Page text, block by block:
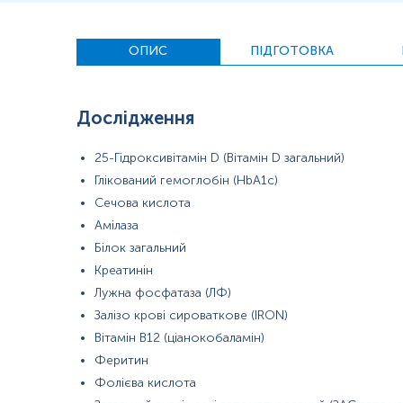
цільна кров
цільна кров ЗАК
Одиниці вимірювання, референтні значення та діапазон
ОПИС ПІДГОТОВКА
Дослідження
25-Гідроксивітамін D (Вітамін D загальний)
Глікований гемоглобін (HbA1c)
Сечова кислота
Амілаза
Білок загальний
Креатинін
Лужна фосфатаза (ЛФ)
Залізо крові сироваткове (IRON)
Вітамін В12 (ціанокобаламін)
Феритин
Фолієва кислота